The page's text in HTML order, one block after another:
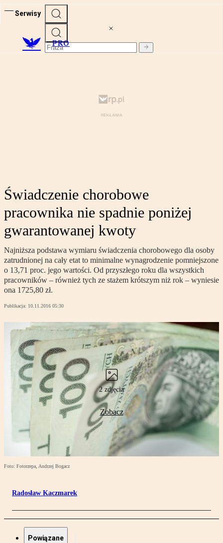
Serwisy
PRO
Świadczenie chorobowe
pracownika nie spadnie poniżej
gwarantowanej kwoty
Najniższa podstawa wymiaru świadczenia chorobowego dla osoby
zatrudnionej na cały etat to minimalne wynagrodzenie pomniejszone
o 13,71 proc. jego wartości. Od przyszłego roku dla wszystkich
pracowników – również tych ze stażem krótszym niż rok – wyniesie
ona 1725,80 zł.
Publikacja: 10.11.2016 05:30
2 zdjęcia
Zobacz
Foto: Fotorzepa, Andrzej Bogacz
Radosław Kaczmarek
Powiązane